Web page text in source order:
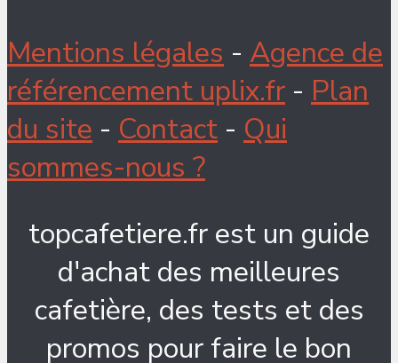
Mentions légales - Agence de
référencement uplix.fr - Plan
du site - Contact - Qui
sommes-nous ?
topcafetiere.fr est un guide
d'achat des meilleures
cafetière, des tests et des
promos pour faire le bon